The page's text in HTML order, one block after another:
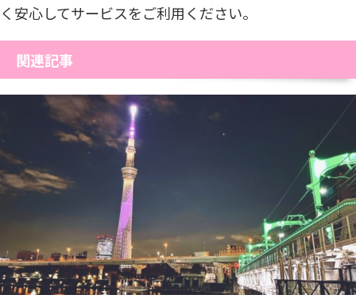
く安心してサービスをご利用ください。
関連記事